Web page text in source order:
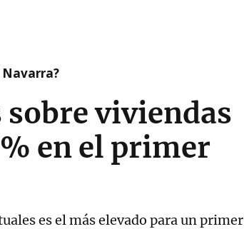
Navarra?
viviendas
en el primer
es el más elevado para un primer